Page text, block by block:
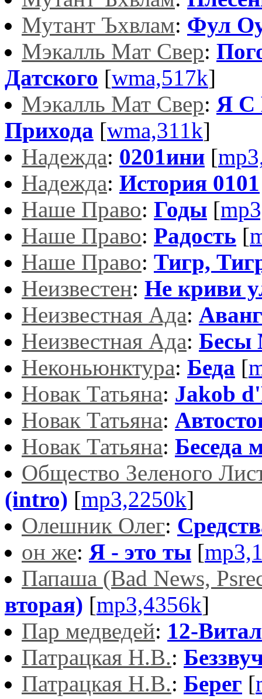
Мутант Ъхвлам: Фул
Мэкалль Мат Свер:
Датского [wma,517k]
Мэкалль Мат Свер: Я С
Прихода [wma,311k]
Надежда: 0201ини [
Надежда: История 0101
Наше Право: Годы [
Наше Право: Радость [
Наше Право: Тигр,
Неизвестен: Не криви
Неизвестная Ада:
Неизвестная Ада: Бесы
Неконьюнктура: Беда [
Новак Татьяна: Jakob
Новак Татьяна:
Новак Татьяна: Беседа
Общество Зеленого
(intro) [mp3,2250k]
Олешник Олег:
он же: Я - это ты [
Папаша (Bad News,
вторая) [mp3,4356k]
Пар медведей: 12-
Патрацкая Н.В.:
Патрацкая Н.В.: Берег [